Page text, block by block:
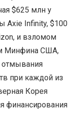
$625 млн у
Axie Infinity, $100
и взломом
Минфина США,
отмывания
при каждой из
Корея
финансирования